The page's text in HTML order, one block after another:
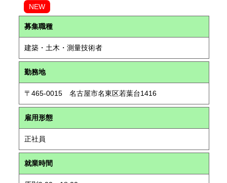
NEW
募集職種
建築・土木・測量技術者
勤務地
〒465-0015 名古屋市名東区若葉台1416
雇用形態
正社員
就業時間